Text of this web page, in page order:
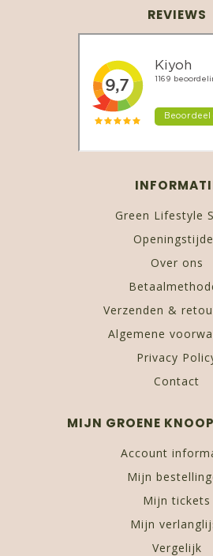
REVIEWS
Green Lifestyle
Over ons
Verzenden &
Algemene
Privacy
Contact
MIJN GROENE
Account
Mijn
Mijn tickets
Mijn
Vergelijk